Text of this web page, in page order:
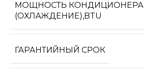
МОЩНОСТЬ КОНДИЦИОНЕРА
(ОХЛАЖДЕНИЕ),BTU
ГАРАНТИЙНЫЙ СРОК